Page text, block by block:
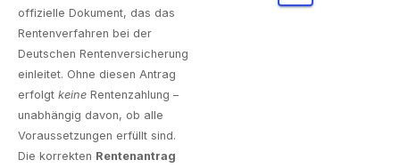
offizielle Dokument, das das
Rentenverfahren bei der
Deutschen Rentenversicherung
einleitet. Ohne diesen Antrag
erfolgt keine Rentenzahlung –
unabhängig davon, ob alle
Voraussetzungen erfüllt sind.
Die korrekten Rentenantrag